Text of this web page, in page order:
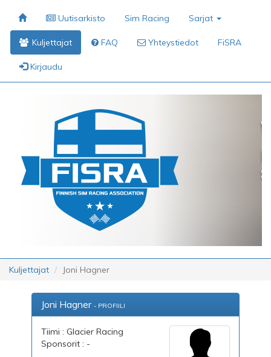
Uutisarkisto Sim Racing Sarjat
Kuljettajat FAQ Yhteystiedot FiSRA
Kirjaudu
Kuljettajat Joni Hagner
Joni Hagner - PROFIILI
Tiimi : Glacier Racing
Sponsorit : -